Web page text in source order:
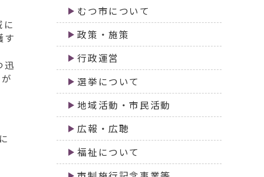
す
迅
むつ市について
政策・施策
行政運営
選挙について
地域活動・市民活動
広報・広聴
福祉について